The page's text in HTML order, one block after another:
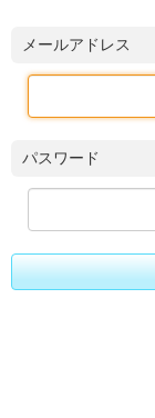
メールアドレス
パスワード